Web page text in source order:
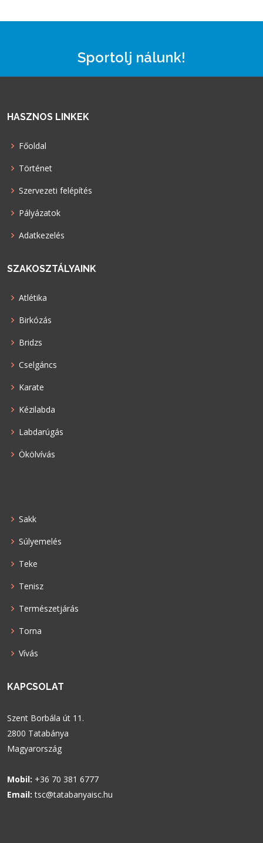
Sportolj nálunk!
HASZNOS LINKEK
Főoldal
Történet
Szervezeti felépítés
Pályázatok
Adatkezelés
SZAKOSZTÁLYAINK
Atlétika
Birkózás
Bridzs
Cselgáncs
Karate
Kézilabda
Labdarúgás
Ökölvívás
Sakk
Súlyemelés
Teke
Tenisz
Természetjárás
Torna
Vívás
KAPCSOLAT
Szent Borbála út 11.
2800 Tatabánya
Magyarország
Mobil: +36 70 381 6777
Email: tsc@tatabanyaisc.hu